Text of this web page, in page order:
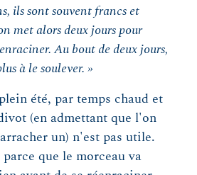
ils sont souvent francs et
met alors deux jours pour
Au bout de deux jours,
à le soulever. »
été, par temps chaud et
(en admettant que l'on
un) n'est pas utile.
que le morceau va